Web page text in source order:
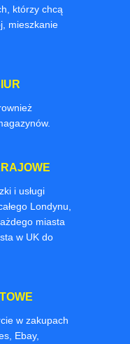
którzy chcą
mieszkanie
i usługi
Londynu,
miasta
w UK do
w zakupach
Ebay,